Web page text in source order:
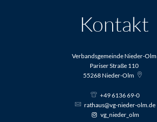
Kontakt
Verbandsgemeinde Nieder-Olm
Pariser Straße 110
55268 Nieder-Olm
+49 6136 69-0
rathaus@vg-nieder-olm.de
vg_nieder_olm